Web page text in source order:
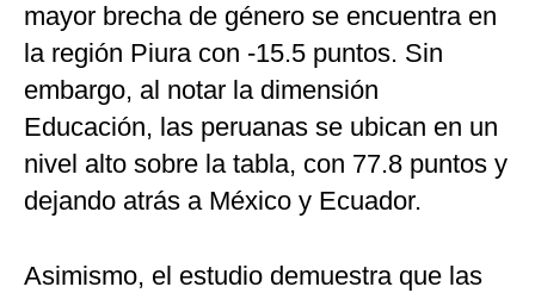
mayor brecha de género se encuentra en
la región Piura con -15.5 puntos. Sin
embargo, al notar la dimensión
Educación, las peruanas se ubican en un
nivel alto sobre la tabla, con 77.8 puntos y
dejando atrás a México y Ecuador.
Asimismo, el estudio demuestra que las